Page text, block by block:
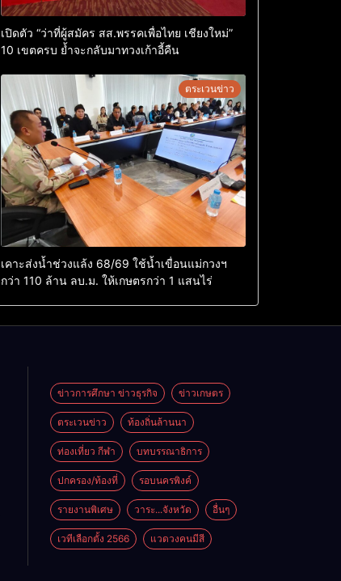
เปิดตัว “ว่าที่ผู้สมัคร สส.พรรคเพื่อไทย เชียงใหม่”
10 เขตครบ ย้ำจะกลับมาทวงเก้าอี้คืน
ตระเวนข่าว
เคาะส่งน้ำช่วงแล้ง 68/69 ใช้น้ำเขื่อนแม่กวงฯ
กว่า 110 ล้าน ลบ.ม. ให้เกษตรกว่า 1 แสนไร่
ข่าวการศึกษา ข่าวธุรกิจ ข่าวเกษตร
ตระเวนข่าว ท้องถิ่นล้านนา
ท่องเที่ยว กีฬา บทบรรณาธิการ
ปกครอง/ท้องที่ รอบนครพิงค์
รายงานพิเศษ วาระ...จังหวัด อื่นๆ
เวทีเลือกตั้ง 2566 แวดวงคนมีสี